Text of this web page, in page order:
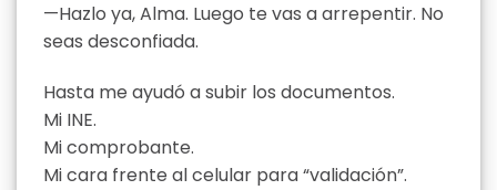
—Hazlo ya, Alma. Luego te vas a arrepentir. No
seas desconfiada.
Hasta me ayudó a subir los documentos.
Mi INE.
Mi comprobante.
Mi cara frente al celular para “validación”.